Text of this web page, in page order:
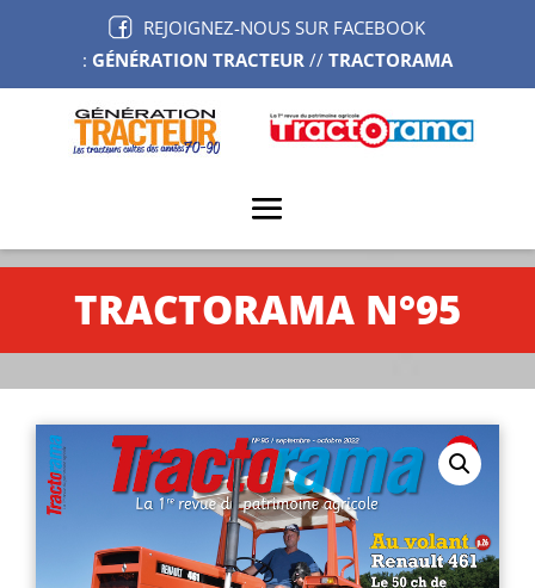
REJOIGNEZ-NOUS SUR FACEBOOK
: GÉNÉRATION TRACTEUR// TRACTORAMA
TRACTORAMA N°95